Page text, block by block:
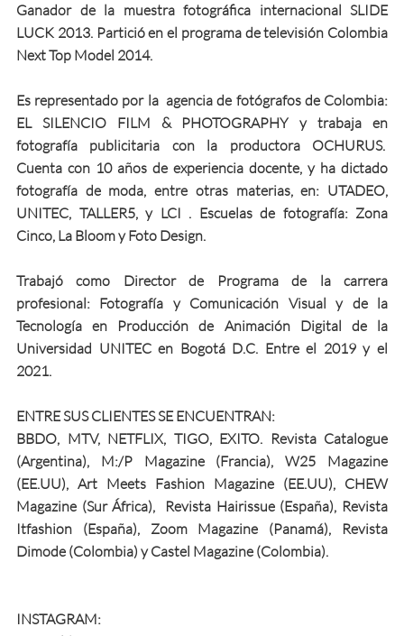
Ganador de la muestra fotográfica internacional SLIDE
LUCK 2013. Partició en el programa de televisión Colombia
Next Top Model 2014.
Es representado por la agencia de fotógrafos de Colombia:
EL SILENCIO FILM & PHOTOGRAPHY y trabaja en
fotografía publicitaria con la productora OCHURUS.
Cuenta con 10 años de experiencia docente, y ha dictado
fotografía de moda, entre otras materias, en: UTADEO,
UNITEC, TALLER5, y LCI . Escuelas de fotografía: Zona
Cinco, La Bloom y Foto Design.​​​​
Trabajó como Director de Programa de la carrera
profesional: Fotografía y Comunicación Visual y de la
Tecnología en Producción de Animación Digital de la
Universidad UNITEC en Bogotá D.C. Entre el 2019 y el
2021.
ENTRE SUS CLIENTES SE ENCUENTRAN:
BBDO, MTV, NETFLIX, TIGO, EXITO. Revista Catalogue
(Argentina), M:/P Magazine (Francia), W25 Magazine
(EE.UU), Art Meets Fashion Magazine (EE.UU), CHEW
Magazine (Sur África), Revista Hairissue (España), Revista
Itfashion (España), Zoom Magazine (Panamá), Revista
Dimode (Colombia) y Castel Magazine (Colombia).
INSTAGRAM:​